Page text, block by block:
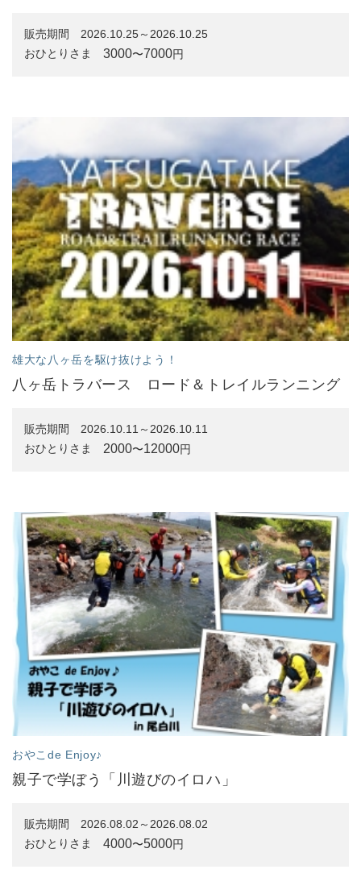
販売期間
2026.10.25～2026.10.25
おひとりさま
3000〜7000円
雄大な八ヶ岳を駆け抜けよう！
八ヶ岳トラバース ロード＆トレイルランニング
販売期間
2026.10.11～2026.10.11
おひとりさま
2000〜12000円
おやこde Enjoy♪
親子で学ぼう「川遊びのイロハ」
販売期間
2026.08.02～2026.08.02
おひとりさま
4000〜5000円